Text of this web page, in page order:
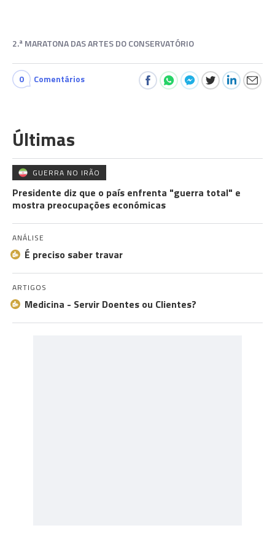
2.ª MARATONA DAS ARTES DO CONSERVATÓRIO
0 Comentários
Últimas
GUERRA NO IRÃO
Presidente diz que o país enfrenta "guerra total" e
mostra preocupações económicas
ANÁLISE
É preciso saber travar
ARTIGOS
Medicina - Servir Doentes ou Clientes?